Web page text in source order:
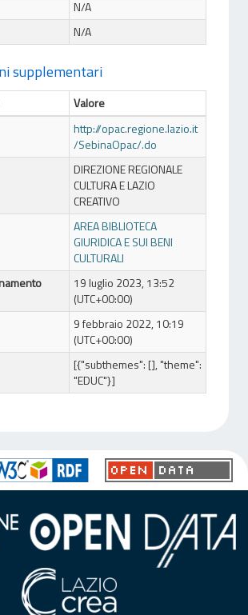
N/A
N/A
supplementari
Valore
http://opac.regione.lazio.it
/SebinaOpac/.do
DIREZIONE REGIONALE
CULTURA E LAZIO
CREATIVO
AREA BIBLIOTECA
GIURIDICA E SUI BENI
CULTURALI
19 luglio 2023, 13:52
(UTC+00:00)
9 febbraio 2022, 10:19
(UTC+00:00)
[{"subthemes": [], "theme":
"EDUC"}]